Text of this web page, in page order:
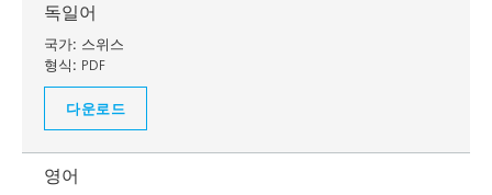
독일어
국가: 스위스
형식: PDF
다운로드
영어